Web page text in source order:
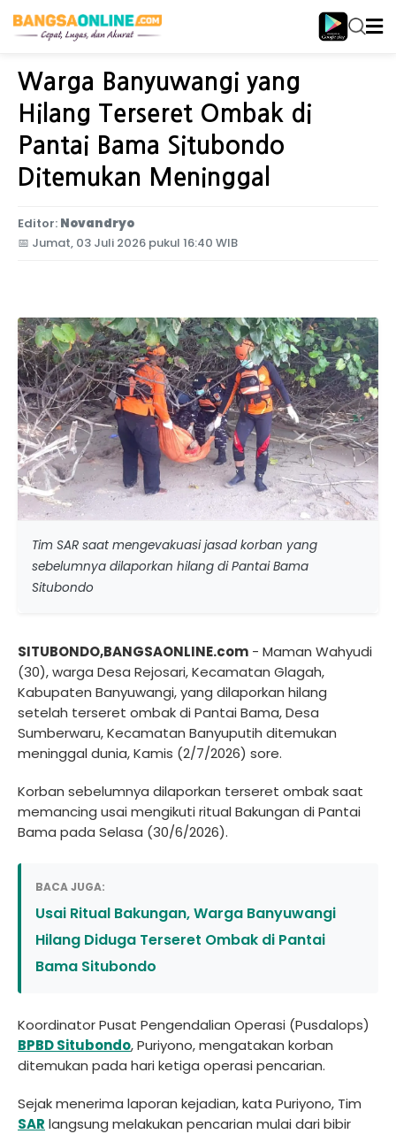
Home Jawa Timur
Warga Banyuwangi yang
Hilang Terseret Ombak di
Pantai Bama Situbondo
Ditemukan Meninggal
Editor: Novandryo
📅 Jumat, 03 Juli 2026 pukul 16:40 WIB
Tim SAR saat mengevakuasi jasad korban yang
sebelumnya dilaporkan hilang di Pantai Bama
Situbondo
SITUBONDO,BANGSAONLINE.com - Maman Wahyudi
(30), warga Desa Rejosari, Kecamatan Glagah,
Kabupaten Banyuwangi, yang dilaporkan hilang
setelah terseret ombak di Pantai Bama, Desa
Sumberwaru, Kecamatan Banyuputih ditemukan
meninggal dunia, Kamis (2/7/2026) sore.
Korban sebelumnya dilaporkan terseret ombak saat
memancing usai mengikuti ritual Bakungan di Pantai
Bama pada Selasa (30/6/2026).
BACA JUGA:
Usai Ritual Bakungan, Warga Banyuwangi
Hilang Diduga Terseret Ombak di Pantai
Bama Situbondo
Koordinator Pusat Pengendalian Operasi (Pusdalops)
BPBD Situbondo, Puriyono, mengatakan korban
ditemukan pada hari ketiga operasi pencarian.
Sejak menerima laporan kejadian, kata Puriyono, Tim
SAR langsung melakukan pencarian mulai dari bibir